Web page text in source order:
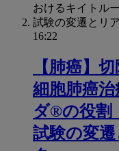
16:22
【肺癌】
細胞肺癌
ダ®の役割
試験の変